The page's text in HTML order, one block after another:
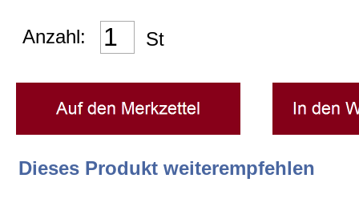
Versand
Impressum
Anzahl: St
Dieses Produkt weiterempfehlen